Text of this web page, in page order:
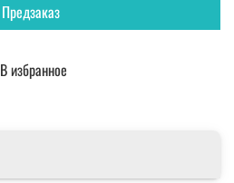
В избранное
Предзаказ